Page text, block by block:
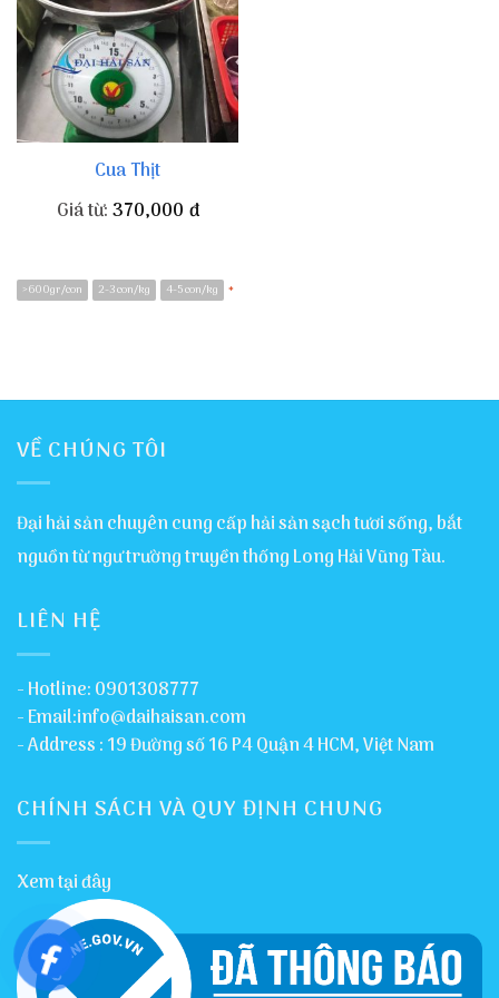
Cua Thịt
Giá từ:370,000 đ
>600gr/con 2-3 con/kg 4-5 con/kg *
VỀ CHÚNG TÔI
Đại hải sản chuyên cung cấp hải sản sạch tươi sống, bắt
nguồn từ ngư trường truyền thống Long Hải Vũng Tàu.
LIÊN HỆ
- Hotline: 0901308777
- Email:info@daihaisan.com
- Address : 19 Đường số 16 P4 Quận 4 HCM, Việt Nam
CHÍNH SÁCH VÀ QUY ĐỊNH CHUNG
Xem tại đây